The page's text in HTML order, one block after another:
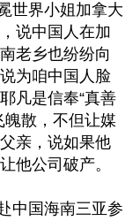
世界小姐加拿大
说中国人在加
老乡也纷纷向
为咱中国人脸
凡是信奉“真善
魄散，不但让媒
亲，说如果他
他公司破产。
中国海南三亚参